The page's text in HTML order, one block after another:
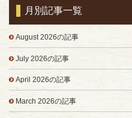
月別記事一覧
August 2026の記事
July 2026の記事
April 2026の記事
March 2026の記事